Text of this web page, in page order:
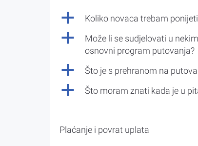
a Koliko novaca trebam
a
Može li se sudjelovati u
osnovni program putovanja?
a Što je s prehranom na
a Što moram znati kada je u
Plaćanje i povrat uplata